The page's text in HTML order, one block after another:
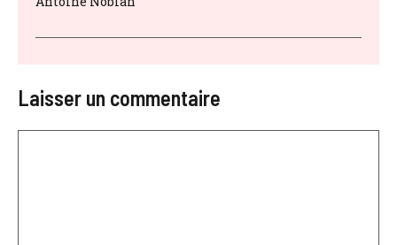
Laisser un commentaire